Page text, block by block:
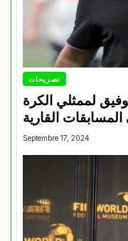
تصريحات
لممثلي الكرة
Septembre 17, 2024